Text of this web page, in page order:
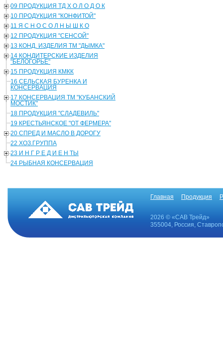
09 ПРОДУКЦИЯ ТД Х О Л О Д О К
10 ПРОДУКЦИЯ "КОНФИТОЙ"
11 Я С Н О С О Л Н Ы Ш К О
12 ПРОДУКЦИЯ "СЕНСОЙ"
13 КОНД. ИЗДЕЛИЯ ТМ "ДЫМКА"
14 КОНДИТЕРСКИЕ ИЗДЕЛИЯ
"БЕЛОГОРЬЕ"
15 ПРОДУКЦИЯ КМКК
16 СЕЛЬСКАЯ БУРЕНКА И
КОНСЕРВАЦИЯ
17 КОНСЕРВАЦИЯ ТМ "КУБАНСКИЙ
МОСТИК"
18 ПРОДУКЦИЯ "СЛАДЕВИЛЬ"
19 КРЕСТЬЯНСКОЕ "ОТ ФЕРМЕРА"
20 СПРЕД И МАСЛО В ДОРОГУ
22 ХОЗ.ГРУППА
23 И Н Г Р Е Д И Е Н ТЫ
24 РЫБНАЯ КОНСЕРВАЦИЯ
Главная Продукция
2026 © «САВ Трейд»
355004, Россия,